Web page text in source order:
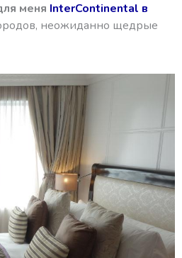
меня InterContinental в
неожиданно щедрые